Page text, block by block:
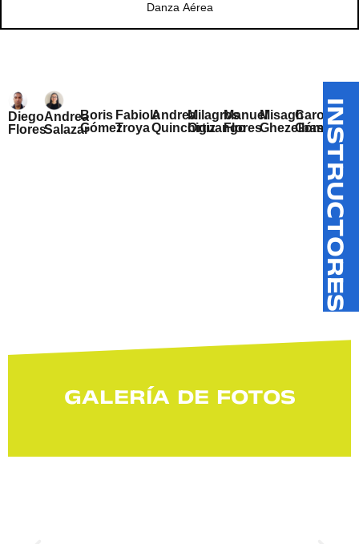
Danza Aérea
Diego
Flores
Andrea
Salazar
Boris
Gómez
Fabiola
Troya
Andrea
Quinchiguango
Milagros
Ortiz
Manuel
Flores
Misagh
Ghezelbash
Caroly
Gómez
INSTRUCTORES
GALERÍA DE FOTOS